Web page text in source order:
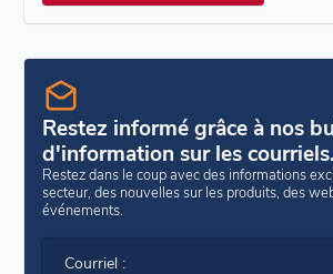
Restez informé grâce à nos
d'information sur les courriels.
Restez dans le coup avec des informations
secteur, des nouvelles sur les produits, des
événements.
Courriel :